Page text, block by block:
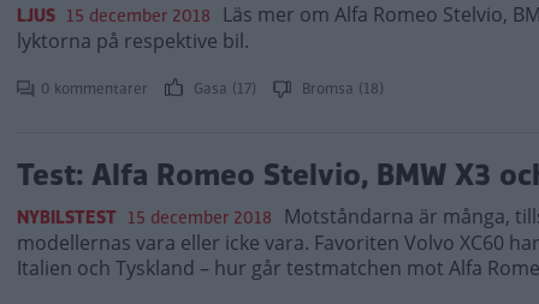
LJUS 15 december 2018 Läs mer om Alfa Romeo Stelvio,
lyktorna på respektive bil.
0 kommentarer Gasa (17) Bromsa (18)
Test: Alfa Romeo Stelvio, BMW X3
NYBILSTEST 15 december 2018 Motståndarna är många,
modellernas vara eller icke vara. Favoriten Volvo XC60
Italien och Tyskland – hur går testmatchen mot Alfa